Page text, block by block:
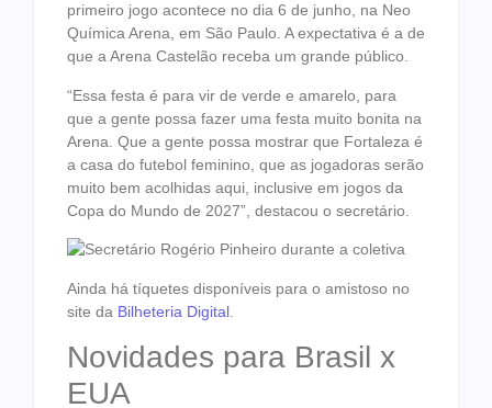
primeiro jogo acontece no dia 6 de junho, na Neo
Química Arena, em São Paulo. A expectativa é a de
que a Arena Castelão receba um grande público.
“Essa festa é para vir de verde e amarelo, para
que a gente possa fazer uma festa muito bonita na
Arena. Que a gente possa mostrar que Fortaleza é
a casa do futebol feminino, que as jogadoras serão
muito bem acolhidas aqui, inclusive em jogos da
Copa do Mundo de 2027”, destacou o secretário.
Ainda há tíquetes disponíveis para o amistoso no
site da Bilheteria Digital
Novidades para Brasil x
EUA